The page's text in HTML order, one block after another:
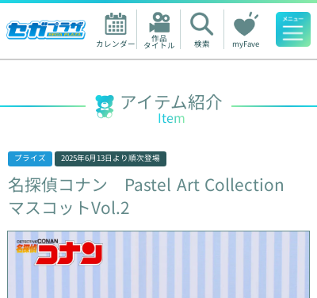
カレンダー 作品
タイトル 検索 myFave
人気ワード
アイテム紹介
Item
プライズ 2025年6月13日 より順次登場
名探偵コナン Pastel Art Collection
マスコットVol.2